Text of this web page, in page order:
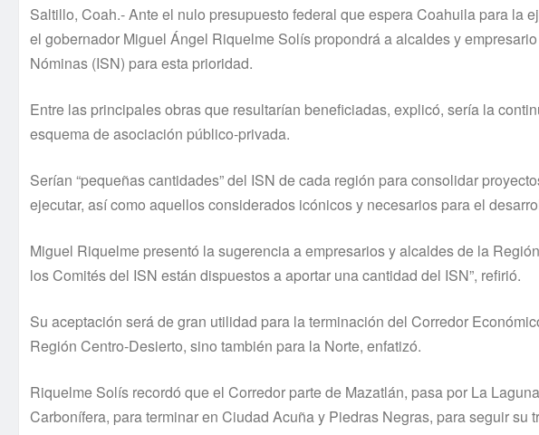
Saltillo, Coah.- Ante el nulo presupuesto federal que espera Coahuila para la
el gobernador Miguel Ángel Riquelme Solís propondrá a alcaldes y
Nóminas (ISN) para esta prioridad.
Entre las principales obras que resultarían beneficiadas, explicó, sería la
esquema de asociación público-privada.
Serían “pequeñas cantidades” del ISN de cada región para consolidar
ejecutar, así como aquellos considerados icónicos y necesarios para el
Miguel Riquelme presentó la sugerencia a empresarios y alcaldes de la
los Comités del ISN están dispuestos a aportar una cantidad del ISN”, refirió.
Su aceptación será de gran utilidad para la terminación del Corredor
Región Centro-Desierto, sino también para la Norte, enfatizó.
Riquelme Solís recordó que el Corredor parte de Mazatlán, pasa por La
Carbonífera, para terminar en Ciudad Acuña y Piedras Negras, para seguir su